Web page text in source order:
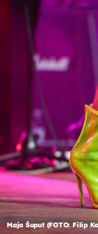
Maja Šuput (FOTO: Filip